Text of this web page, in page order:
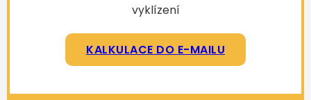
vyklízení
KALKULACE DO E-MAILU